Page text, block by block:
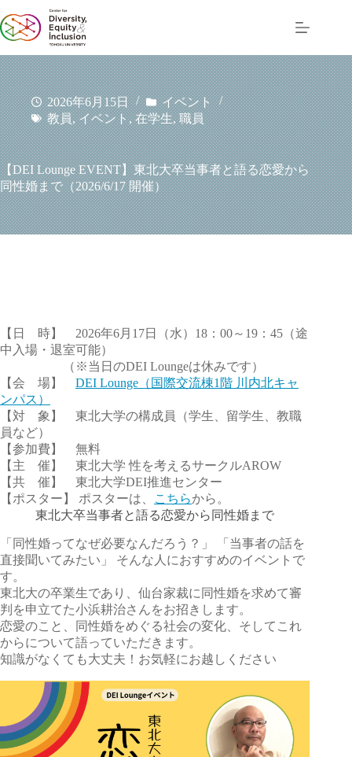
ン
テ
ン
ツ
へ
ス
キ
ッ
プ
2026年6月15日
イベント
教員,イベント,在学生,職員
【DEI Lounge EVENT】東北大卒当事者と語る恋愛から
同性婚まで（2026/6/17 開催）
【日 時】 2026年6月17日（水）18：00～19：45（途
中入場・退室可能）
（※当日のDEI Loungeは休みです）
【会 場】 DEI Lounge（国際交流棟1階 川内北キャ
ンパス）
【対 象】 東北大学の構成員（学生、留学生、教職
員など）
【参加費】 無料
【主 催】 東北大学 性を考えるサークルAROW
【共 催】 東北大学DEI推進センター
【ポスター】 ポスターは、
こちらから。
東北大卒当事者と語る恋愛から同性婚まで
「同性婚ってなぜ必要なんだろう？」 「当事者の話を
直接聞いてみたい」 そんな人におすすめのイベントで
す。
東北大の卒業生であり、仙台家裁に同性婚を求めて審
判を申立てた小浜耕治さんをお招きします。
恋愛のこと、同性婚をめぐる社会の変化、そしてこれ
からについて語っていただきます。
知識がなくても大丈夫！お気軽にお越しください